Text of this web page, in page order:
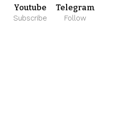
Youtube
Subscribe
Telegram
Follow